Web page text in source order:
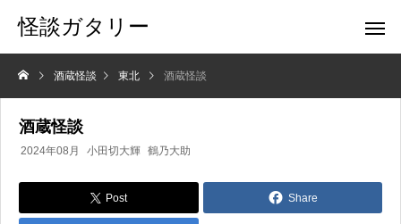
怪談ガタリー
酒蔵怪談 東北 酒蔵怪談
酒蔵怪談
2024年08月 小田切大輝 鶴乃大助
Post Share